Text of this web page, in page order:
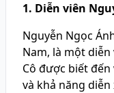
1. Diễn viên
Nguyễn Ngọc
Nam, là một
Cô được biết
và khả năng